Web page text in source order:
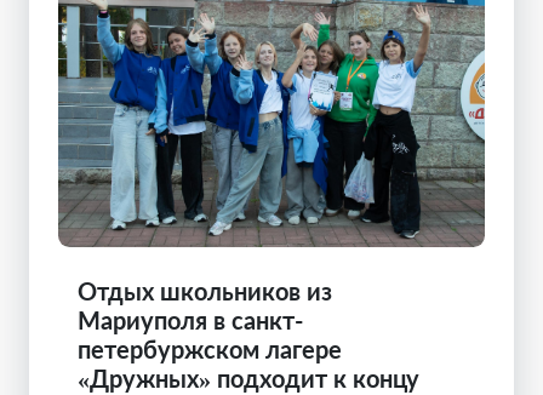
Отдых школьников из
Мариуполя в санкт-
петербуржском лагере
«Дружных» подходит к концу